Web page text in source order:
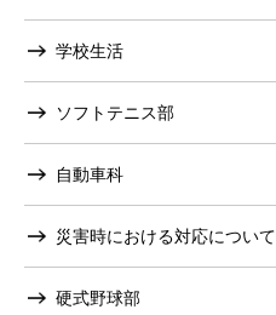
学校生活
ソフトテニス部
自動車科
災害時における対応について
硬式野球部